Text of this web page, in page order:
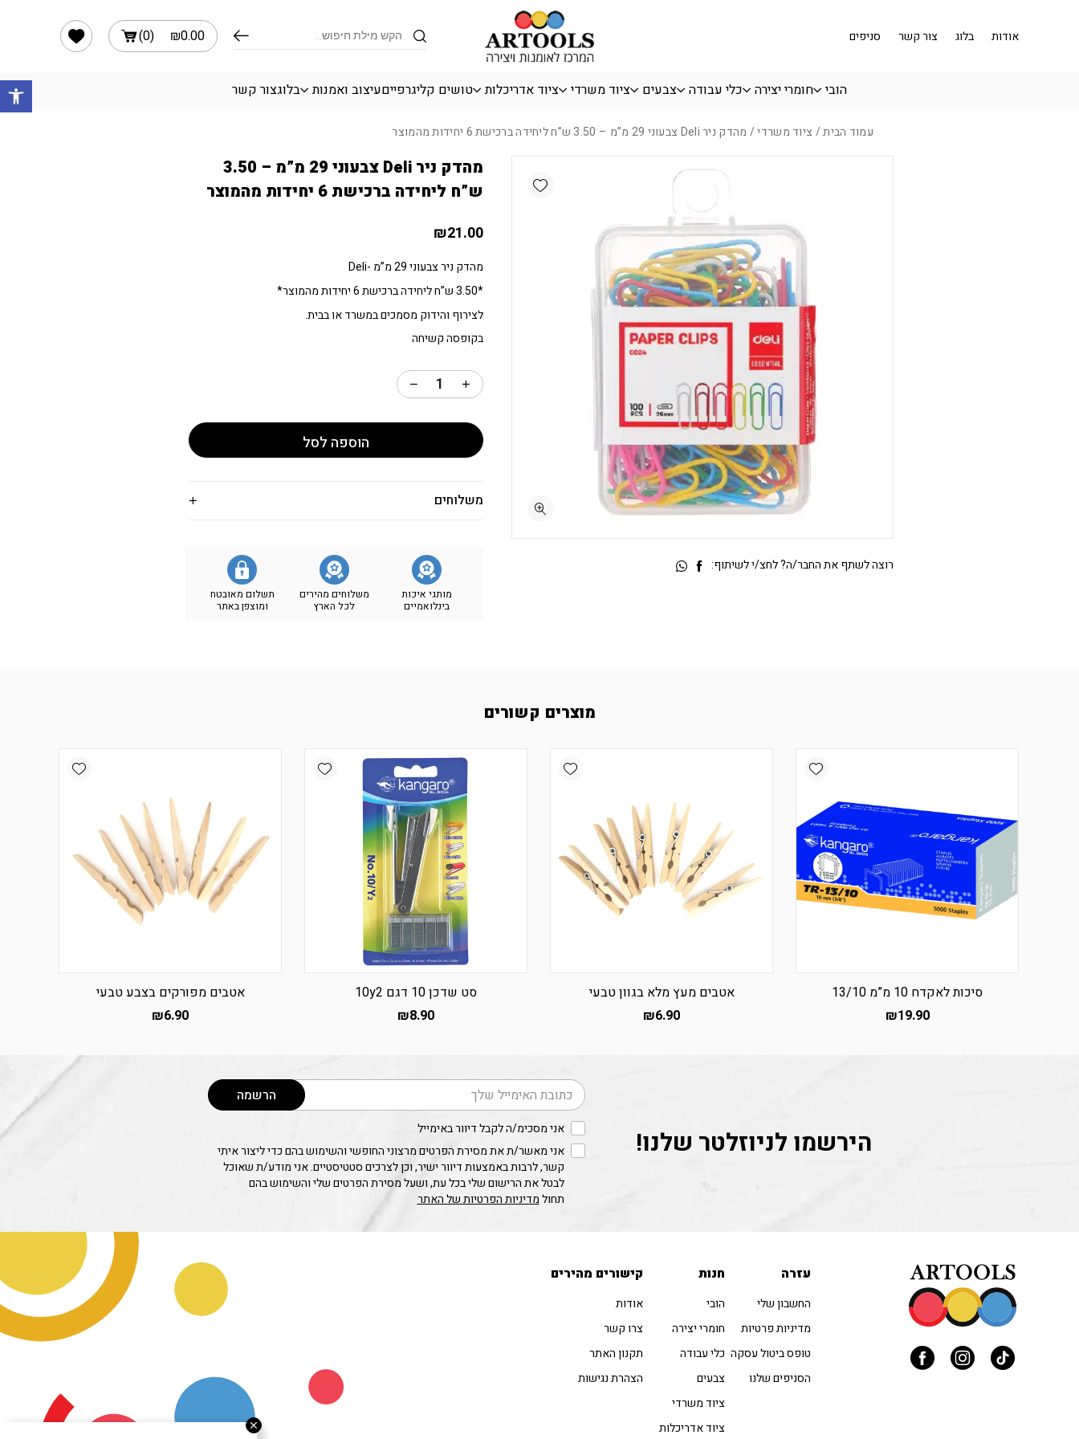
Products
search
₪0.00
(
0
)
אודות
בלוג צור קשר סניפים
הובי חומרי יצירה כלי עבודה צבעים ציוד משרדי ציוד אדריכלות טושים קליגרפייםעיצוב ואמנות בלוגצור קשר
עמוד הבית/ ציוד משרדי/ מהדק ניר Deli צבעוני 29 מ”מ – 3.50 ש”ח ליחידה ברכישת 6 יחידות מהמוצר
מהדק ניר Deli צבעוני 29 מ”מ – 3.50
ש”ח ליחידה ברכישת 6 יחידות מהמוצר
₪21.00
מהדק ניר צבעוני 29 מ”מ -Deli
*3.50 ש”ח ליחידה ברכישת 6 יחידות מהמוצר*
לצירוף והידוק מסמכים במשרד או בבית.
בקופסה קשיחה
הוספה לסל
משלוחים
מותגי איכות
בינלואמיים
משלוחים מהירים
לכל הארץ
תשלום מאובטח
ומוצפן באתר
Add wishlist
רוצה לשתף את החבר/ה? לחצ/י לשיתוף:
מוצרים קשורים
Add wishlist
סיכות לאקדח 10 מ”מ 13/10
₪19.90
Add wishlist
אטבים מעץ מלא בגוון טבעי
₪6.90
Add wishlist
סט שדכן 10 דגם 10y2
₪8.90
Add wishlist
אטבים מפורקים בצבע טבעי
₪6.90
הירשמו לניוזלטר שלנו!
דוא׳׳ל הרשמה
אני מסכימ/ה לקבל דיוור באימייל
אני מאשר/ת את מסירת הפרטים מרצוני החופשי והשימוש בהם כדי ליצור איתי
קשר, לרבות באמצעות דיוור ישיר, וכן לצרכים סטטיסטיים. אני מודע/ת שאוכל
לבטל את הרישום שלי בכל עת, ושעל מסירת הפרטים שלי והשימוש בהם
תחולמדיניות הפרטיות של האתר
עזרה
החשבון שלי
מדיניות פרטיות
טופס ביטול עסקה
הסניפים שלנו
חנות
הובי
חומרי יצירה
כלי עבודה
צבעים
ציוד משרדי
ציוד אדריכלות
קישורים מהירים
אודות
צרו קשר
תקנון האתר
הצהרת נגישות